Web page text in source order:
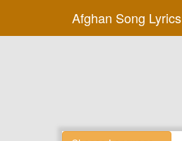
Afghan Song Lyrics